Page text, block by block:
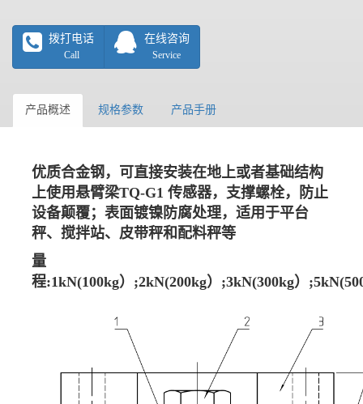
拨打电话
Call
在线咨询
Service
产品概述 规格参数 产品手册
优质合金钢，可直接安装在地上或者基础结构
上使用悬臂梁TQ-G1 传感器，支撑螺栓，防止
设备颠覆；表面镀镍防腐处理，适用于平台
秤、搅拌站、皮带秤和配料秤等
量
程:1kN(100kg）;2kN(200kg）;3kN(300kg）